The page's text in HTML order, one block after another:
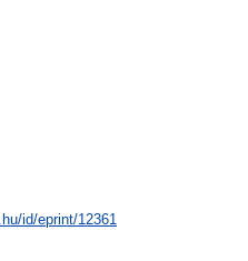
id/eprint/12361